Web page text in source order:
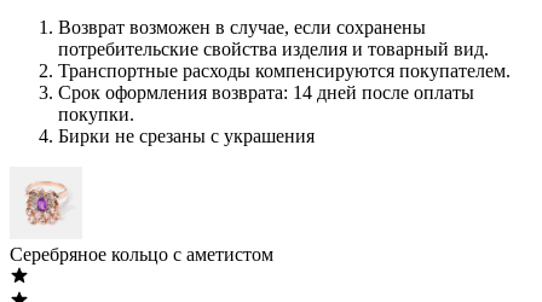
Возврат возможен в случае, если сохранены
потребительские свойства изделия и товарный вид.
Транспортные расходы компенсируются покупателем.
Срок оформления возврата: 14 дней после оплаты
покупки.
Бирки не срезаны с украшения
Серебряное кольцо с аметистом